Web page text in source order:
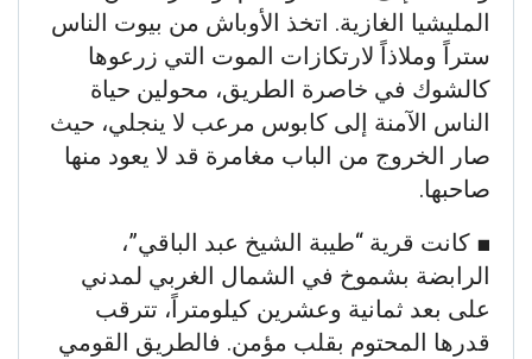
المليشيا الغازية. اتخذ الأوباش من بيوت الناس
ستراً وملاذاً لارتكازات الموت التي زرعوها
كالشوك في خاصرة الطريق، محولين حياة
الناس الآمنة إلى كابوس مرعب لا ينجلي، حيث
صار الخروج من الباب مغامرة قد لا يعود منها
صاحبها.
​■ كانت قرية “طيبة الشيخ عبد الباقي”،
الرابضة بشموخ في الشمال الغربي لمدني
على بعد ثمانية وعشرين كيلومتراً، تترقب
قدرها المحتوم بقلب مؤمن. فالطريق القومي